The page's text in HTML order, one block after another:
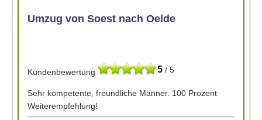
Umzug von Soest nach Oelde
5 / 5
Kundenbewertung
Sehr kompetente, freundliche Männer. 100 Prozent
Weiterempfehlung!